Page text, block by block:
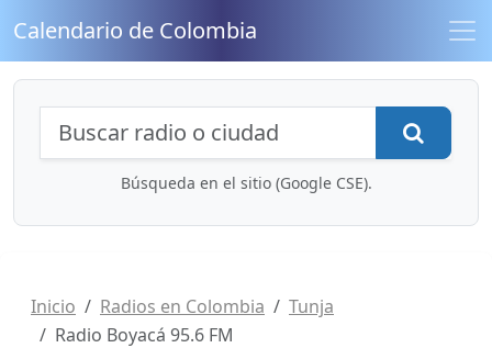
Calendario de Colombia
Búsqueda de radios y contenidos
Búsqueda en el sitio (Google CSE).
Inicio Radios en Colombia
Tunja
Radio Boyacá 95.6 FM